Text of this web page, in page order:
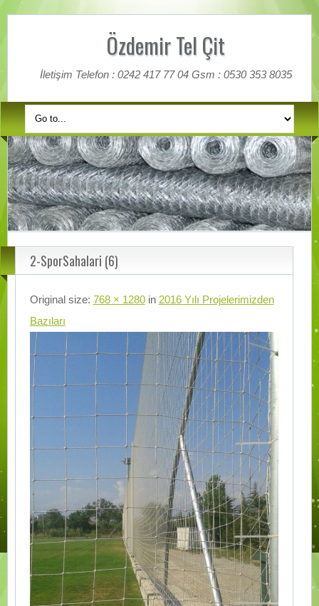
Özdemir Tel Çit
İletişim Telefon : 0242 417 77 04 Gsm : 0530 353 8035
2-SporSahalari (6)
Original size: 768 × 1280in 2016 Yılı Projelerimizden
Bazıları